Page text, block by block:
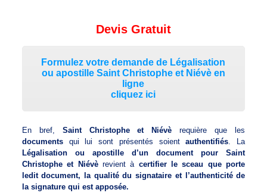
Devis Gratuit
Formulez votre demande de Légalisation
ou apostille Saint Christophe et Niévè en
ligne
cliquez ici
En bref, Saint Christophe et Niévè requière que les
documents qui lui sont présentés soientauthentifiés . La
Légalisation ou apostille d’un document pour Saint
Christophe et Niévèrevient à certifier le sceau que porte
ledit document, la qualité du signataire et l’authenticité de
la signature qui est apposée.